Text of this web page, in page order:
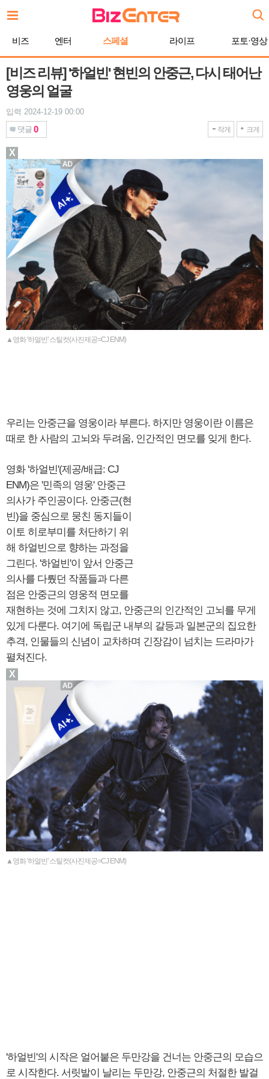
문
기
비즈 엔터 스페셜 라이프 포토·영상
[비즈 리뷰] '하얼빈' 현빈의 안중근, 다시 태어난
영웅의 얼굴
입력 2024-12-19 00:00
댓글 0 작게 크게
▲영화 '하얼빈' 스틸컷(사진제공=CJ ENM)
우리는 안중근을 영웅이라 부른다. 하지만 영웅이란 이름은
때로 한 사람의 고뇌와 두려움, 인간적인 면모를 잊게 한다.
영화 '하얼빈'(제공/배급: CJ
ENM)은 '민족의 영웅' 안중근
의사가 주인공이다. 안중근(현
빈)을 중심으로 뭉친 동지들이
이토 히로부미를 처단하기 위
해 하얼빈으로 향하는 과정을
그린다. '하얼빈'이 앞서 안중근
의사를 다뤘던 작품들과 다른
점은 안중근의 영웅적 면모를
재현하는 것에 그치지 않고, 안중근의 인간적인 고뇌를 무게
있게 다룬다. 여기에 독립군 내부의 갈등과 일본군의 집요한
추격, 인물들의 신념이 교차하며 긴장감이 넘치는 드라마가
펼쳐진다.
▲영화 '하얼빈' 스틸컷(사진제공=CJ ENM)
'하얼빈'의 시작은 얼어붙은 두만강을 건너는 안중근의 모습으
로 시작한다. 서릿발이 날리는 두만강, 안중근의 처절한 발걸
X
X